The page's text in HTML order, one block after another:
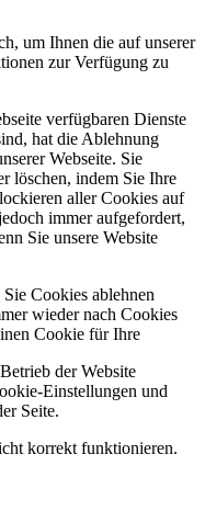
um Ihnen die auf unserer
zur Verfügung zu
verfügbaren Dienste
hat die Ablehnung
Webseite. Sie
löschen, indem Sie Ihre
aller Cookies auf
immer aufgefordert,
Sie unsere Website
Cookies ablehnen
wieder nach Cookies
Cookie für Ihre
der Website
Einstellungen und
Seite.
korrekt funktionieren.